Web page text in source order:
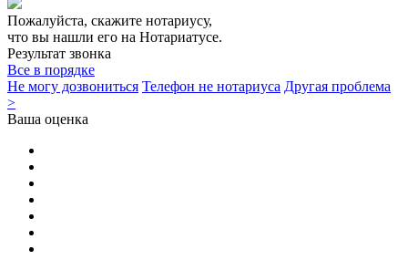
Пожалуйста, скажите нотариусу,
что вы нашли его на Нотариатусе.
Результат звонка
Все в порядке
Не могу дозвониться Телефон не нотариуса Другая проблема
>
Ваша оценка